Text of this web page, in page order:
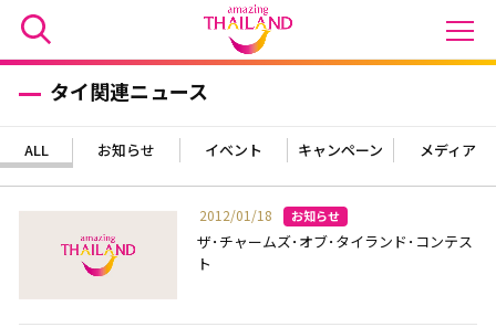
タイ関連ニュース
ALL お知らせ イベント キャンペーン メディア
2012/01/18
ザ･チャームズ･オブ･タイランド･コンテス
ト